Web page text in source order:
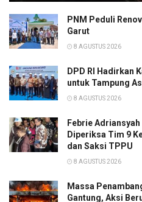
PNM Peduli
Garut
8 AGUSTUS 2026
DPD RI Hadirkan
untuk Tampung
8 AGUSTUS 2026
Febrie
Diperiksa Tim 9
dan Saksi TPPU
8 AGUSTUS 2026
Massa
Gantung, Aksi